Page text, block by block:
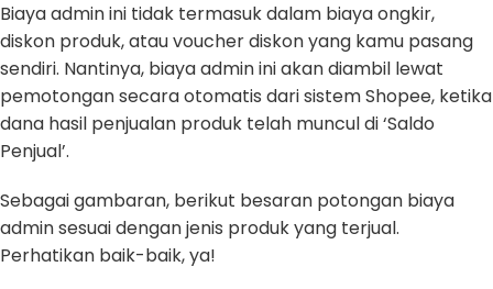
Biaya admin ini tidak termasuk dalam biaya ongkir,
diskon produk, atau voucher diskon yang kamu pasang
sendiri. Nantinya, biaya admin ini akan diambil lewat
pemotongan secara otomatis dari sistem Shopee, ketika
dana hasil penjualan produk telah muncul di ‘Saldo
Penjual’.
Sebagai gambaran, berikut besaran potongan biaya
admin sesuai dengan jenis produk yang terjual.
Perhatikan baik-baik, ya!